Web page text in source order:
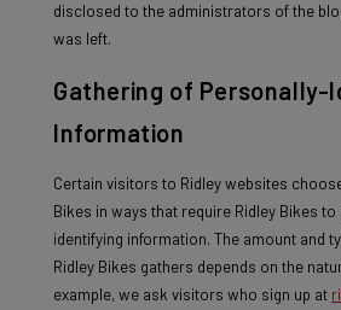
disclosed to the administrators of the
was left.
Gathering of Personally-
Information
Certain visitors to Ridley websites
Bikes in ways that require Ridley Bikes
identifying information. The amount and
Ridley Bikes gathers depends on the
example, we ask visitors who sign up at